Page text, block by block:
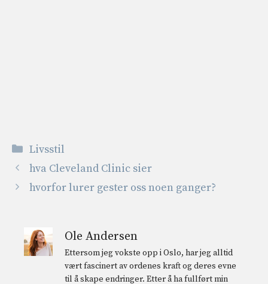
Kategorier
Livsstil
hva Cleveland Clinic sier
hvorfor lurer gester oss noen ganger?
Ole Andersen
Ettersom jeg vokste opp i Oslo, har jeg alltid
vært fascinert av ordenes kraft og deres evne
til å skape endringer. Etter å ha fullført min